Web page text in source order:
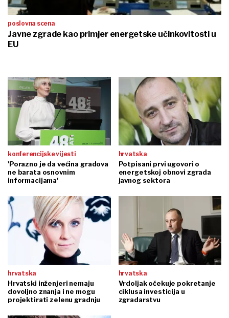
poslovna scena
Javne zgrade kao primjer energetske učinkovitosti u
EU
konferencijske vijesti
'Porazno je da većina gradova
ne barata osnovnim
informacijama'
hrvatska
Potpisani prvi ugovori o
energetskoj obnovi zgrada
javnog sektora
hrvatska
Hrvatski inženjeri nemaju
dovoljno znanja i ne mogu
projektirati zelenu gradnju
hrvatska
Vrdoljak očekuje pokretanje
ciklusa investicija u
zgradarstvu